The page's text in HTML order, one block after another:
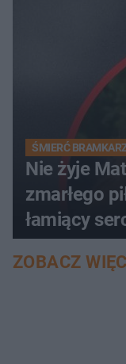
ŚMIERĆ
Nie żyje
zmarłego
łamiący
ZOBACZ